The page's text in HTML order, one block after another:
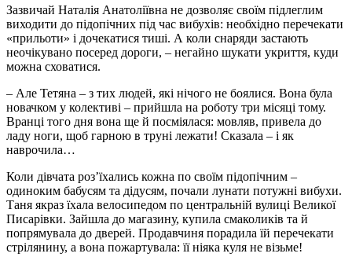
Зазвичай Наталія Анатоліївна не дозволяє своїм підлеглим
виходити до підопічних під час вибухів: необхідно перечекати
«прильоти» і дочекатися тиші. А коли снаряди застають
неочікувано посеред дороги, – негайно шукати укриття, куди
можна сховатися.
– Але Тетяна – з тих людей, які нічого не боялися. Вона була
новачком у колективі – прийшла на роботу три місяці тому.
Вранці того дня вона ще й посміялася: мовляв, привела до
ладу ноги, щоб гарною в труні лежати! Сказала – і як
наврочила…
Коли дівчата роз’їхались кожна по своїм підопічним –
одиноким бабусям та дідусям, почали лунати потужні вибухи.
Таня якраз їхала велосипедом по центральній вулиці Великої
Писарівки. Зайшла до магазину, купила смаколиків та й
попрямувала до дверей. Продавчиня порадила їй перечекати
стрілянину, а вона пожартувала: її ніяка куля не візьме!